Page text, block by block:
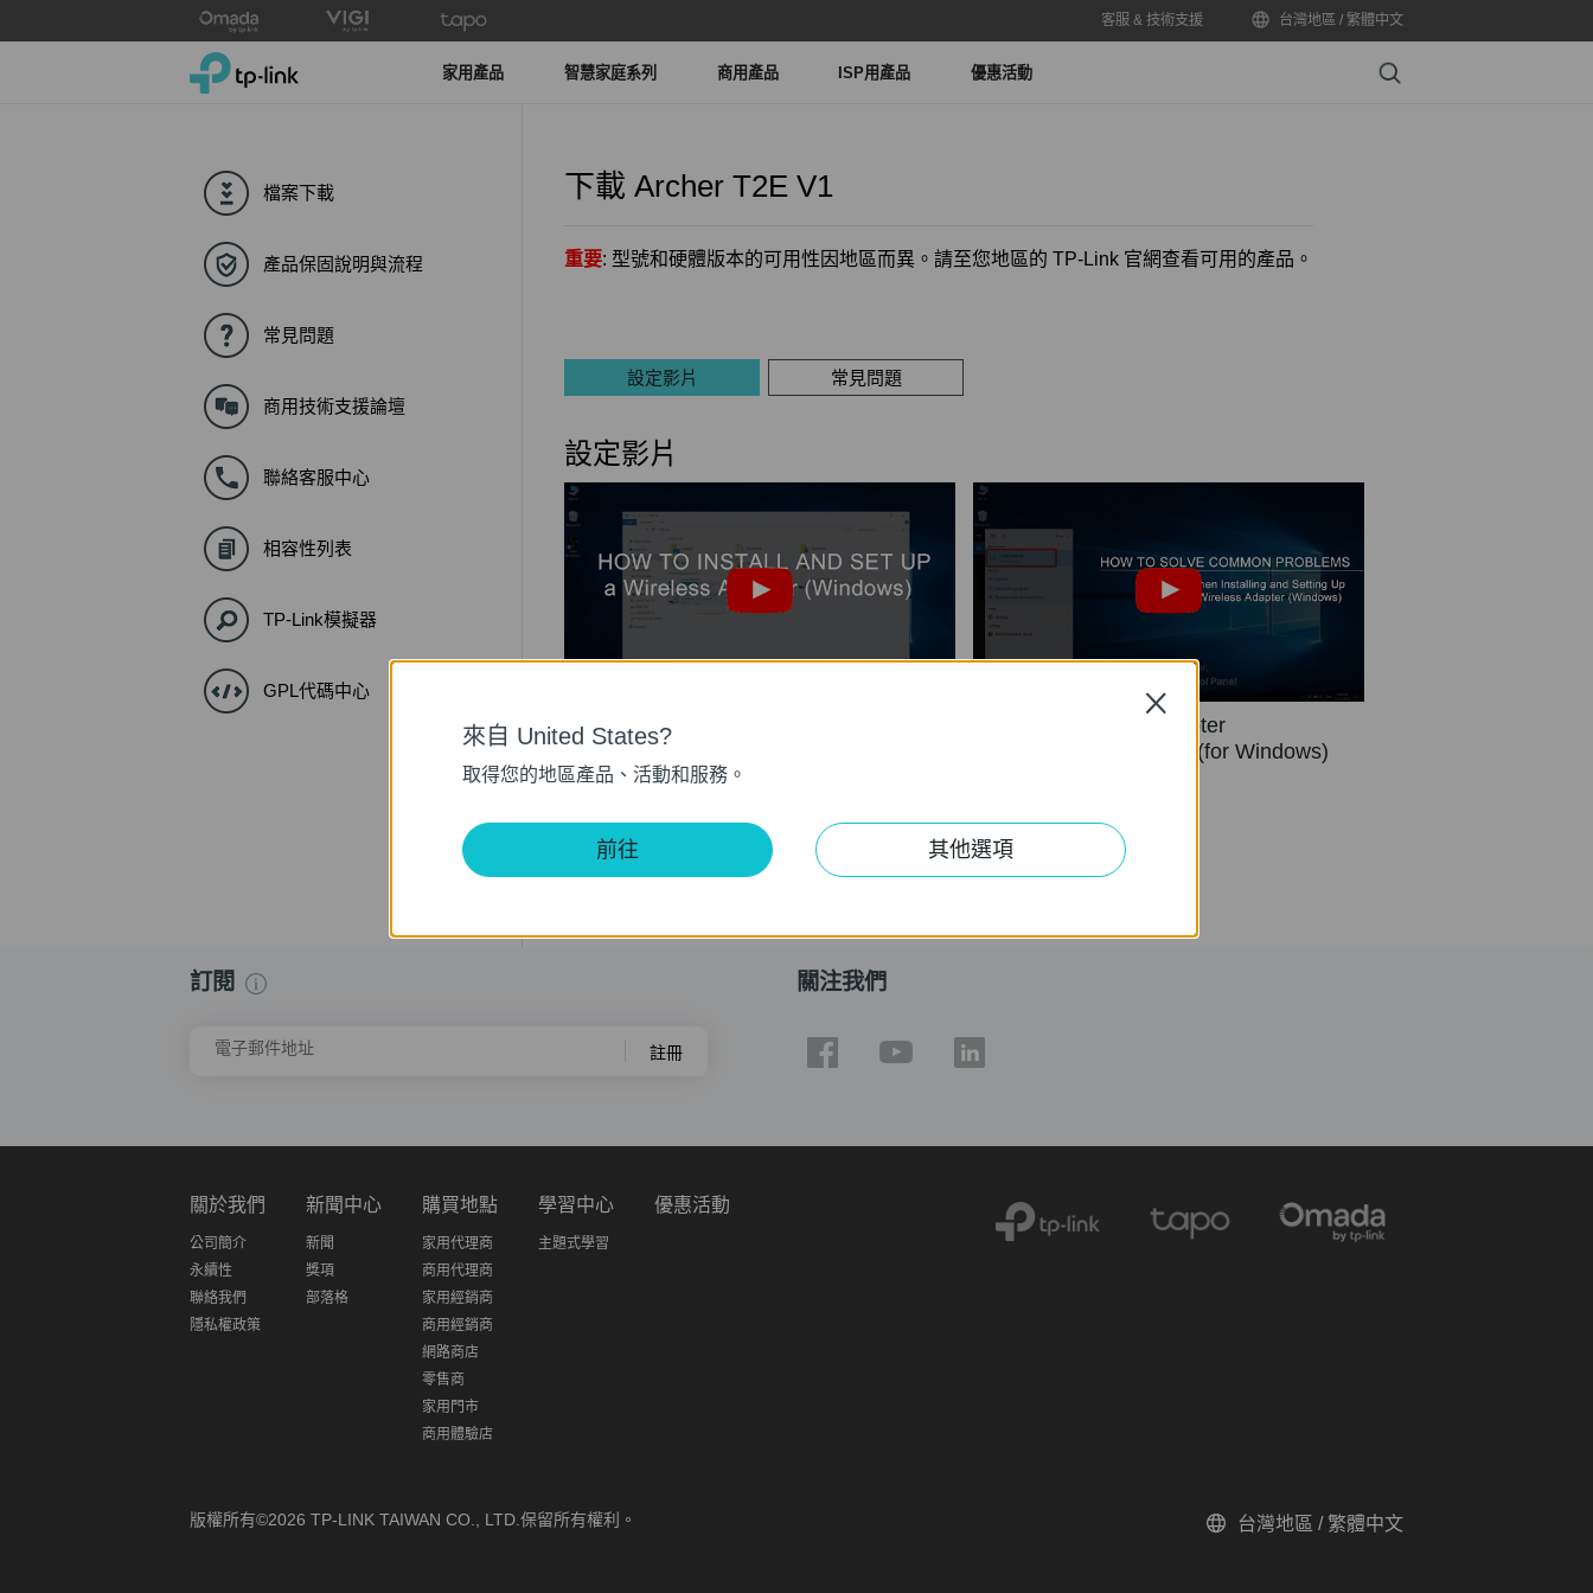
to
客服 & 技術支援 台灣地區 / 繁體中文
TP-Link, Reliably Smart 家用產品 智慧家庭系列 商用產品 ISP用產品 優惠活動 Search
檔案下載
產品保固說明與流程
常見問題
商用技術支援論壇
聯絡客服中心
相容性列表
TP-Link模擬器
GPL代碼中心
下載 Archer T2E V1
重要: 型號和硬體版本的可用性因地區而異。請至您地區的 TP-Link 官網查看可用的產品。
設定影片 常見問題
設定影片
TP-Link Wireless Adapter Setup and
Installation Video (for Windows)
TP-Link Wireless Adapter
Troubleshooting Video(for Windows)
訂閱
電子郵件地址 註冊
關注我們
關於我們
公司簡介
永續性
聯絡我們
隱私權政策
新聞中心
新聞
獎項
部落格
購買地點
家用代理商
商用代理商
家用經銷商
商用經銷商
網路商店
零售商
家用門市
商用體驗店
學習中心
主題式學習
優惠活動
版權所有©2026 TP-LINK TAIWAN CO., LTD.保留所有權利。 台灣地區 / 繁體中文
來自 United States?
取得您的地區產品、活動和服務。
前往 其他選項
Close